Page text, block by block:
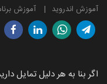
آموزش اندروید آموزش
اگر بنا به هر دلیل تمایل